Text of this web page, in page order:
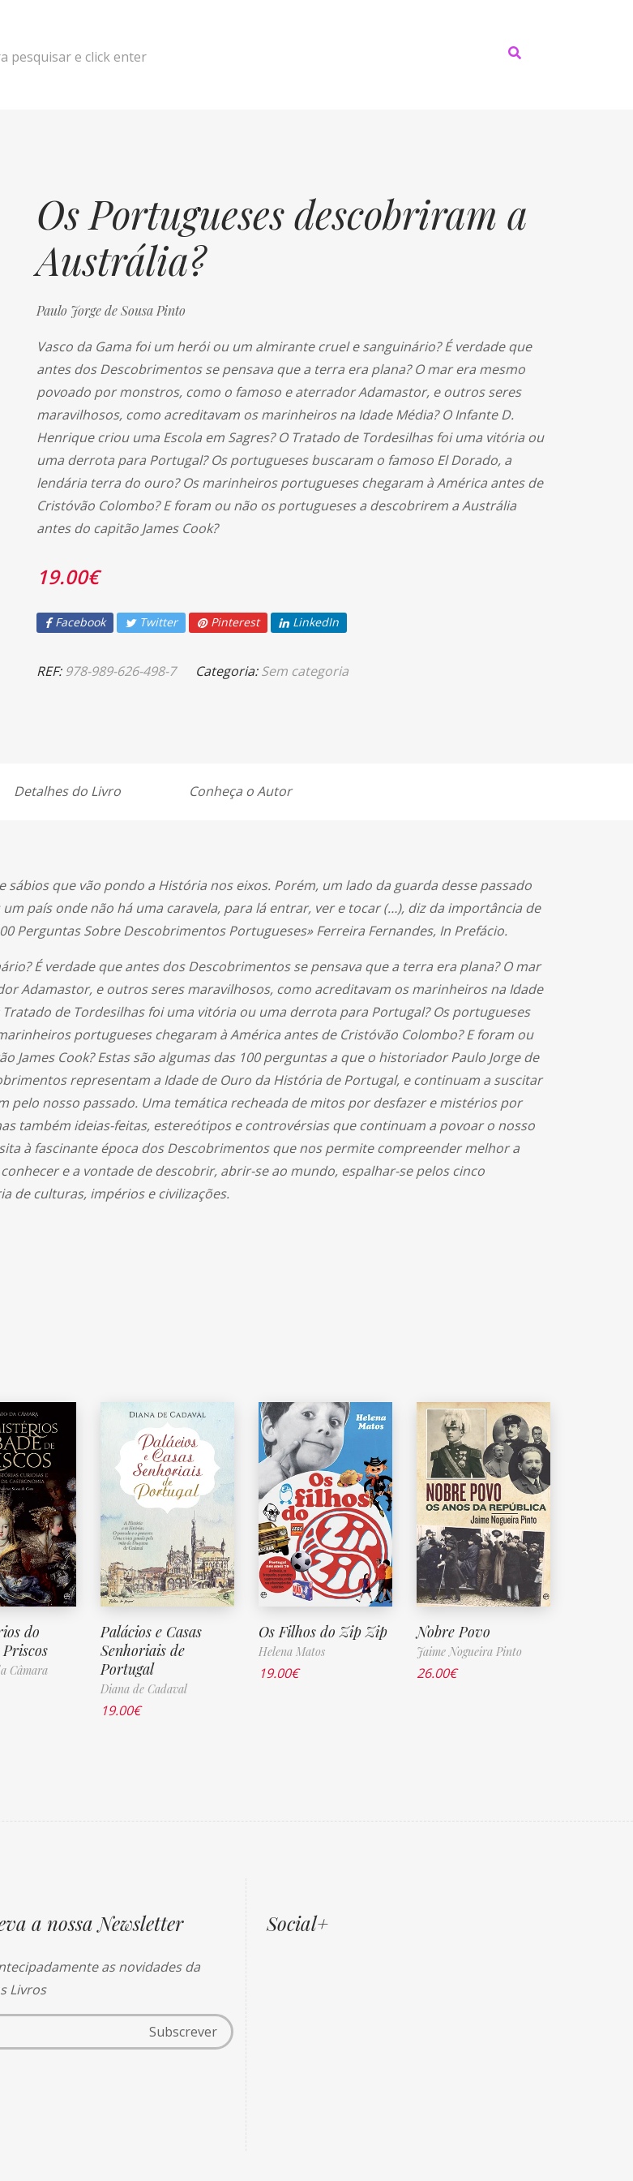
pesquisar e click enter
Os Portugueses descobriram a
Austrália?
Paulo Jorge de Sousa Pinto
Vasco da Gama foi um herói ou um almirante cruel e sanguinário? É verdade que
antes dos Descobrimentos se pensava que a terra era plana? O mar era mesmo
povoado por monstros, como o famoso e aterrador Adamastor, e outros seres
maravilhosos, como acreditavam os marinheiros na Idade Média? O Infante D.
Henrique criou uma Escola em Sagres? O Tratado de Tordesilhas foi uma vitória ou
uma derrota para Portugal? Os portugueses buscaram o famoso El Dorado, a
lendária terra do ouro? Os marinheiros portugueses chegaram à América antes de
Cristóvão Colombo? E foram ou não os portugueses a descobrirem a Austrália
antes do capitão James Cook?
19.00€
Facebook Twitter Pinterest LinkedIn
REF:978-989-626-498-7 Categoria:Sem categoria
Detalhes do Livro Conheça o Autor
que vão pondo a História nos eixos. Porém, um lado da guarda desse passado
país onde não há uma caravela, para lá entrar, ver e tocar (…), diz da importância de
Perguntas Sobre Descobrimentos Portugueses» Ferreira Fernandes, In Prefácio.
É verdade que antes dos Descobrimentos se pensava que a terra era plana? O mar
Adamastor, e outros seres maravilhosos, como acreditavam os marinheiros na Idade
de Tordesilhas foi uma vitória ou uma derrota para Portugal? Os portugueses
portugueses chegaram à América antes de Cristóvão Colombo? E foram ou
Cook? Estas são algumas das 100 perguntas a que o historiador Paulo Jorge de
representam a Idade de Ouro da História de Portugal, e continuam a suscitar
pelo nosso passado. Uma temática recheada de mitos por desfazer e mistérios por
também ideias-feitas, estereótipos e controvérsias que continuam a povoar o nosso
à fascinante época dos Descobrimentos que nos permite compreender melhor a
e a vontade de descobrir, abrir-se ao mundo, espalhar-se pelos cinco
de culturas, impérios e civilizações.
do
Câmara
Palácios e Casas
Senhoriais de
Portugal
Diana de Cadaval
19.00€
Os Filhos do Zip Zip
Helena Matos
19.00€
Nobre Povo
Jaime Nogueira Pinto
26.00€
a nossa Newsletter
as novidades da
Livros
Social+